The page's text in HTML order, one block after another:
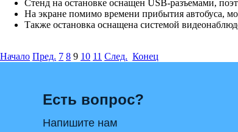
Стенд на остановке оснащен USB-разъемами,
На экране помимо времени прибытия автобуса,
Также остановка оснащена системой
Начало Пред. 7 8 9 10 11 След. Конец
Есть вопрос?
Напишите нам